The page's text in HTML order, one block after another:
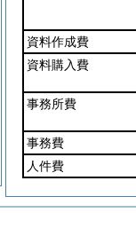
資料作成費
資料購入費
事務所費
事務費
人件費